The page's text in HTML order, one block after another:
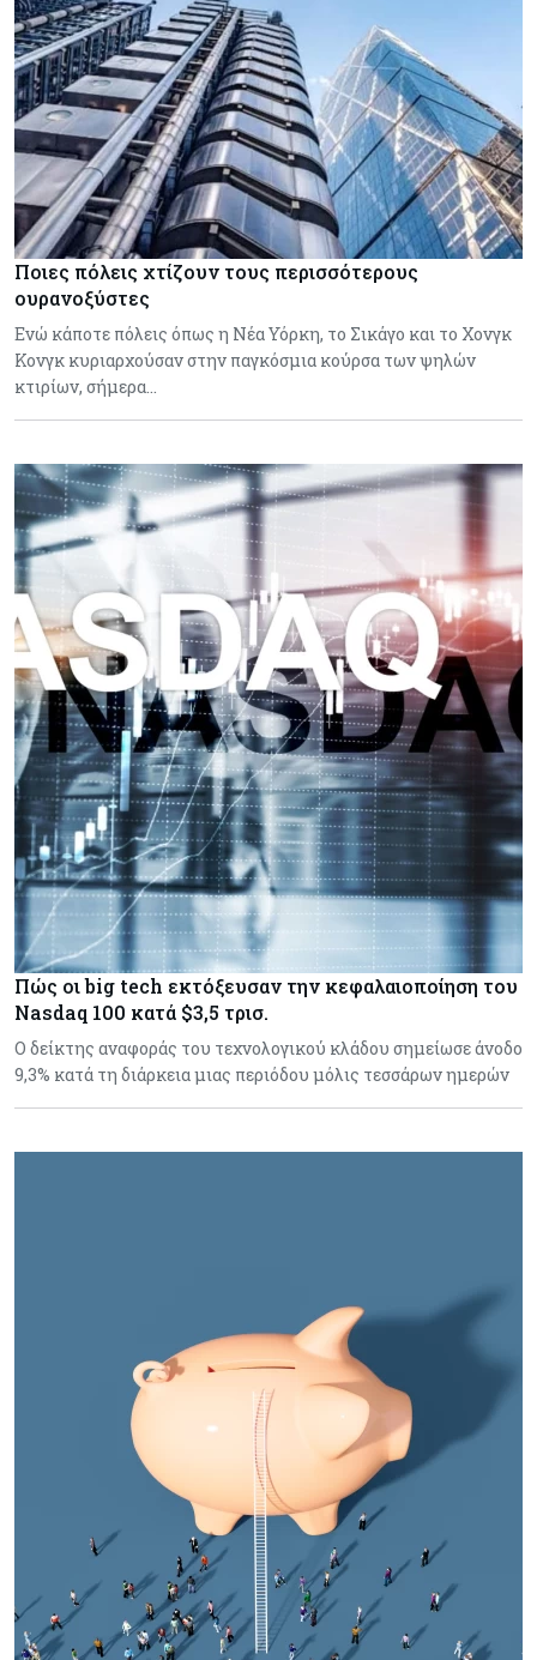
Ποιες πόλεις χτίζουν τους περισσότερους
ουρανοξύστες
Ενώ κάποτε πόλεις όπως η Νέα Υόρκη, το Σικάγο και το Χονγκ
Κονγκ κυριαρχούσαν στην παγκόσμια κούρσα των ψηλών
κτιρίων, σήμερα…
Πώς οι big tech εκτόξευσαν την κεφαλαιοποίηση του
Nasdaq 100 κατά $3,5 τρισ.
Ο δείκτης αναφοράς του τεχνολογικού κλάδου σημείωσε άνοδο
9,3% κατά τη διάρκεια μιας περιόδου μόλις τεσσάρων ημερών